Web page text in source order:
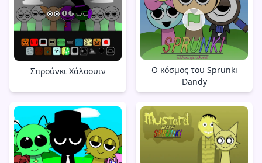
Σπρούνκι Χάλοουιν
Ο κόσμος του Sprunki
Dandy